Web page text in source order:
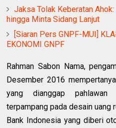
Jaksa Tolak Keberatan
hingga Minta Sidang Lanjut
[Siaran Pers GNPF-MUI]
EKONOMI GNPF
Rahman Sabon Nama,
Desember 2016
yang dianggap pahlawan
terpampang pada desain uang
Bank Indonesia yang diberi